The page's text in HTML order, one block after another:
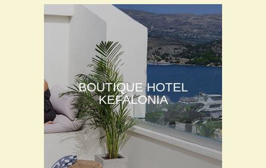
BOUTIQUE HOTEL
KEFALONIA